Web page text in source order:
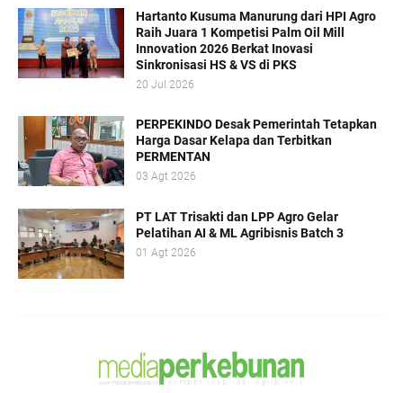
Hartanto Kusuma Manurung dari HPI Agro
Raih Juara 1 Kompetisi Palm Oil Mill
Innovation 2026 Berkat Inovasi
Sinkronisasi HS & VS di PKS
20 Jul 2026
PERPEKINDO Desak Pemerintah Tetapkan
Harga Dasar Kelapa dan Terbitkan
PERMENTAN
03 Agt 2026
PT LAT Trisakti dan LPP Agro Gelar
Pelatihan AI & ML Agribisnis Batch 3
01 Agt 2026